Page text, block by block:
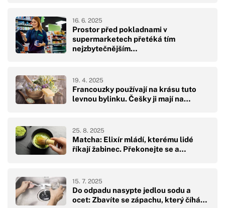
Prostor před pokladnami v
supermarketech přetéká tím
nejzbytečnějším…
16. 6. 2025
Francouzky používají na krásu tuto
levnou bylinku. Češky ji mají na…
19. 4. 2025
Matcha: Elixír mládí, kterému lidé
říkají žabinec. Překonejte se a…
25. 8. 2025
Do odpadu nasypte jedlou sodu a
ocet: Zbavíte se zápachu, který číhá…
15. 7. 2025